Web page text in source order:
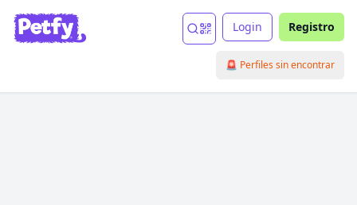
Login Registro
🚨 Perfiles sin encontrar